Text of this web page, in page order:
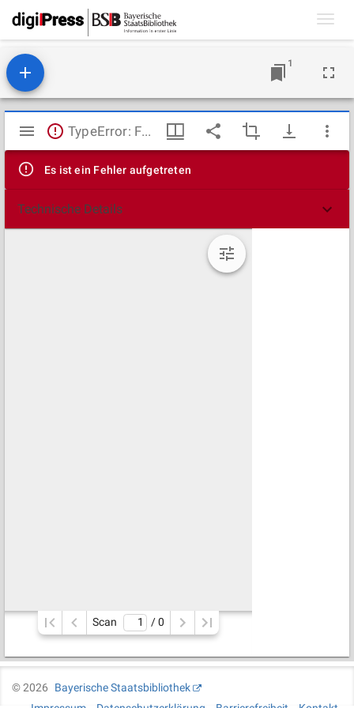
1
Mirador
Viewer
TypeError: Failed to fetch
Es ist ein Fehler aufgetreten
Technische Details
Scan / 0
©2026
Bayerische Staatsbibliothek